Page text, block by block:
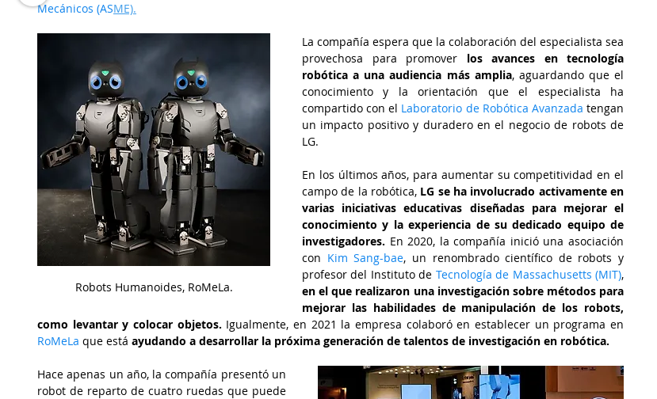
Mecánicos (ASME).
Robots Humanoides, RoMeLa.
La compañía espera que la colaboración del especialista sea
provechosa para promover los avances en tecnología
robótica a una audiencia más amplia, aguardando que el
conocimiento y la orientación que el especialista ha
compartido con el Laboratorio de Robótica Avanzada tengan
un impacto positivo y duradero en el negocio de robots de
LG.
En los últimos años, para aumentar su competitividad en el
campo de la robótica, LG se ha involucrado activamente en
varias iniciativas educativas diseñadas para mejorar el
conocimiento y la experiencia de su dedicado equipo de
investigadores. En 2020, la compañía inició una asociación
con Kim Sang-bae, un renombrado científico de robots y
profesor del Instituto de Tecnología de Massachusetts (MIT)
en el que realizaron una investigación sobre métodos para
mejorar las habilidades de manipulación de los robots,
como levantar y colocar objetos. Igualmente,
RoMeLa que está ayudando a desarrollar la próxima generación de talentos de investigación en robótica.
Hace apenas un año, la compañía presentó un
robot de reparto de cuatro ruedas que puede